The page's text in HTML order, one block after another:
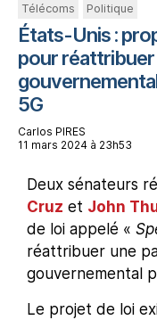
Télécoms Politique
États-Unis :
pour
5G
Carlos PIRES
11 mars 2024 à 23h53
Deux sénateurs
Cruz et John
de loi appelé «
réattribuer une
gouvernemental
Le projet de loi